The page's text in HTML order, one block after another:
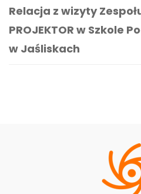
Relacja z wizyty
PROJEKTOR w Szkole
w Jaśliskach